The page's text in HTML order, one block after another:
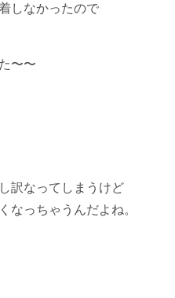
しなかったので
〜〜
訳なってしまうけど
なっちゃうんだよね。